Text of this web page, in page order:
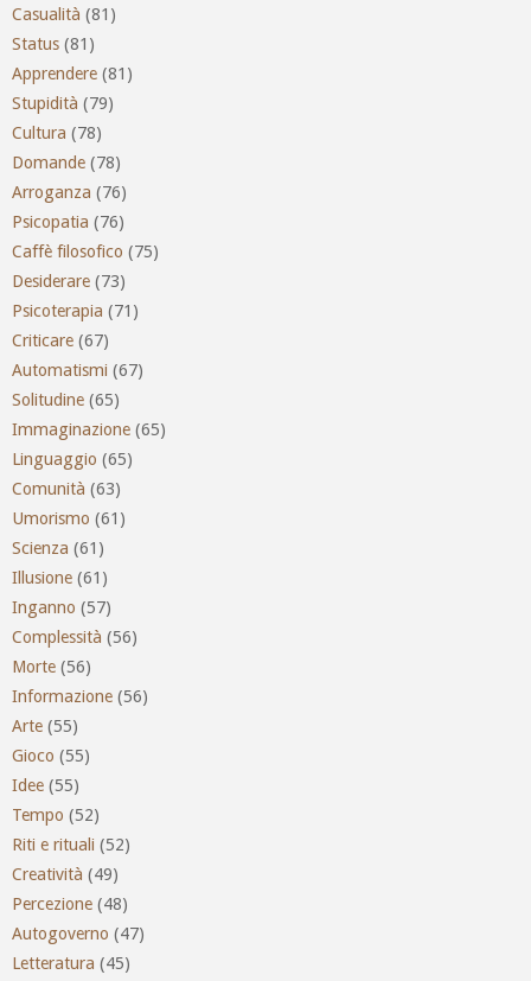
Casualità (81)
Status (81)
Apprendere (81)
Stupidità (79)
Cultura (78)
Domande (78)
Arroganza (76)
Psicopatia (76)
Caffè filosofico (75)
Desiderare (73)
Psicoterapia (71)
Criticare (67)
Automatismi (67)
Solitudine (65)
Immaginazione (65)
Linguaggio (65)
Comunità (63)
Umorismo (61)
Scienza (61)
Illusione (61)
Inganno (57)
Complessità (56)
Morte (56)
Informazione (56)
Arte (55)
Gioco (55)
Idee (55)
Tempo (52)
Riti e rituali (52)
Creatività (49)
Percezione (48)
Autogoverno (47)
Letteratura (45)